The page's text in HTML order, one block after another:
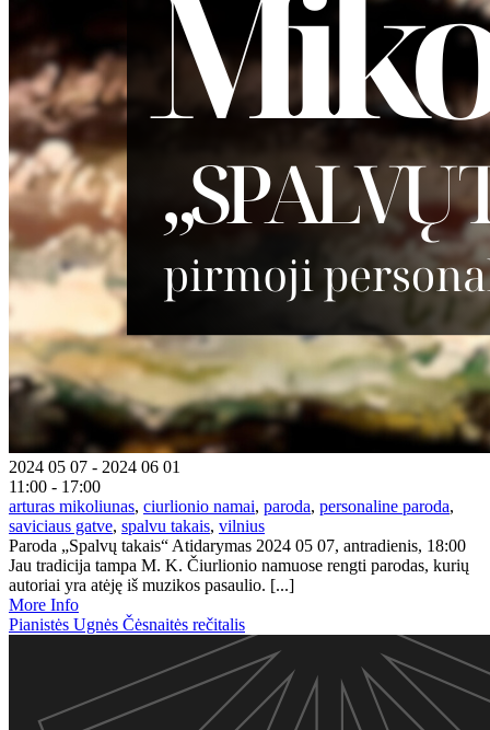
2024 05 07 - 2024 06 01
11:00 - 17:00
arturas mikoliunas, ciurlionio namai, paroda, personaline paroda,
saviciaus gatve, spalvu takais, vilnius
Paroda „Spalvų takais“ Atidarymas 2024 05 07, antradienis, 18:00
Jau tradicija tampa M. K. Čiurlionio namuose rengti parodas, kurių
autoriai yra atėję iš muzikos pasaulio. [...]
More Info
Pianistės Ugnės Čėsnaitės rečitalis